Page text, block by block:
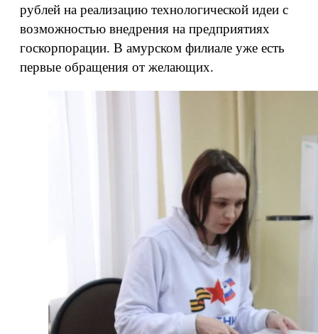
рублей на реализацию технологической идеи с
возможностью внедрения на предприятиях
госкорпорации. В амурском филиале уже есть
первые обращения от желающих.